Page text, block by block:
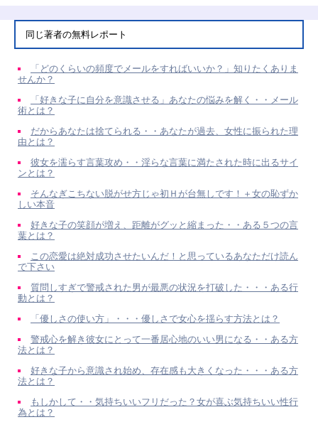
同じ著者の無料レポート
「どのくらいの頻度でメールをすればいいか？」知りたくありま
せんか？
「好きな子に自分を意識させる」あなたの悩みを解く・・メール
術とは？
だからあなたは捨てられる・・あなたが過去、女性に振られた理
由とは？
彼女を濡らす言葉攻め・・淫らな言葉に満たされた時に出るサイ
ンとは？
そんなぎこちない脱がせ方じゃ初Ｈが台無しです！＋女の恥ずか
しい本音
好きな子の笑顔が増え、距離がグッと縮まった・・ある５つの言
葉とは？
この恋愛は絶対成功させたいんだ！と思っているあなただけ読ん
で下さい
質問しすぎで警戒された男が最悪の状況を打破した・・・ある行
動とは？
「優しさの使い方」・・・優しさで女心を揺らす方法とは？
警戒心を解き彼女にとって一番居心地のいい男になる・・ある方
法とは？
好きな子から意識され始め、存在感も大きくなった・・・ある方
法とは？
もしかして・・気持ちいいフリだった？女が喜ぶ気持ちいい性行
為とは？